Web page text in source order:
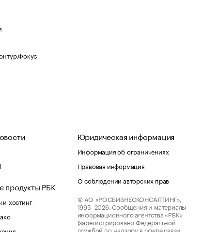
продукты РБК
хостинг
Юридическая информация
Информация об ограничениях
Правовая информация
О соблюдении авторских прав
© АО «РОСБИЗНЕСКОНСАЛТИНГ»,
1995–2026. Сообщения и материалы
информационного агентства «РБК»
(зарегистрировано Федеральной
службой по надзору в сфере связи,